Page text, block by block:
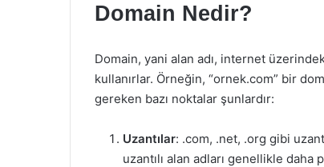
Domain Nedir?
Domain, yani alan adı, internet
kullanırlar. Örneğin, “ornek.com” bir
gereken bazı noktalar şunlardır:
Uzantılar: .com, .net, .org gibi
uzantılı alan adları genellikle